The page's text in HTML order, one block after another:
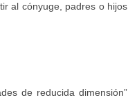
al cónyuge, padres o hijos
de reducida dimensión”